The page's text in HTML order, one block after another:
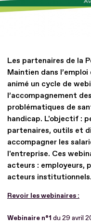
Les partenaires de la
Maintien dans
animé un cycle de
l’accompagnement
problématiques de
handicap. L'objectif :
partenaires, outils et
accompagner les
l'entreprise. Ces
acteurs : employeurs,
acteurs
Revoir les webinaires :
Webinaire n°1 du 29 avril